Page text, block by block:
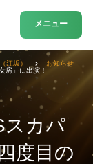
メニュー
スカパ
度目の
江坂）
お知らせ
房」に出演！